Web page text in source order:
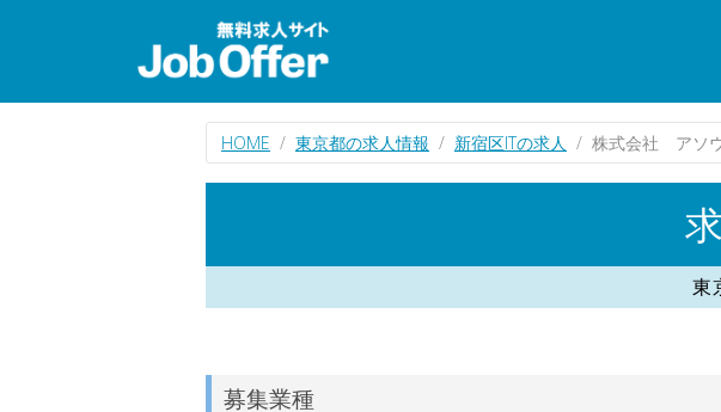
HOME 東京都の求人情報 新宿区ITの求人 株式会社 アソ
東
募集業種